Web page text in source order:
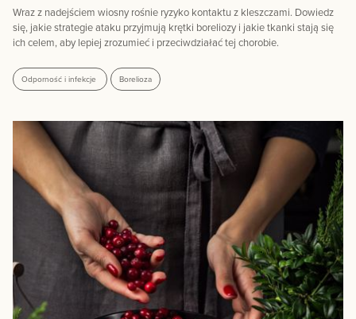
Wraz z nadejściem wiosny rośnie ryzyko kontaktu z kleszczami. Dowiedz
się, jakie strategie ataku przyjmują krętki boreliozy i jakie tkanki stają się
ich celem, aby lepiej zrozumieć i przeciwdziałać tej chorobie.
Odporność i infekcje Borelioza